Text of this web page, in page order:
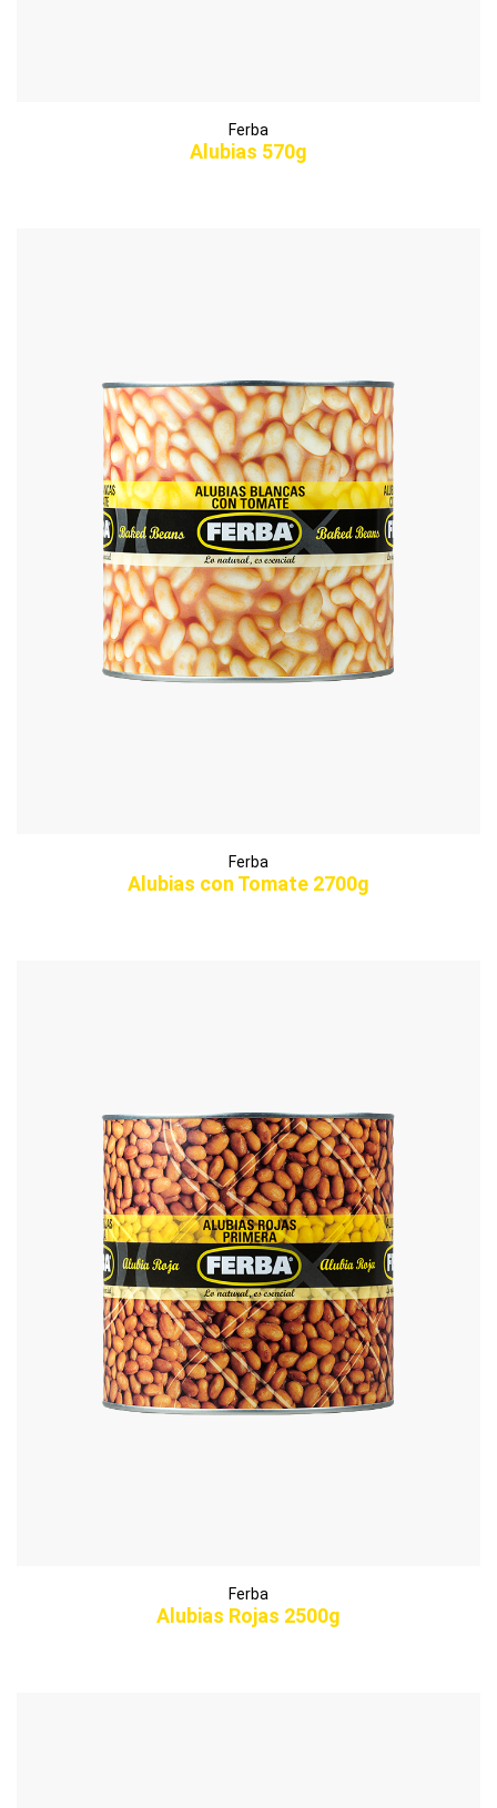
Ferba
Alubias 570g
Ferba
Alubias con Tomate 2700g
Ferba
Alubias Rojas 2500g